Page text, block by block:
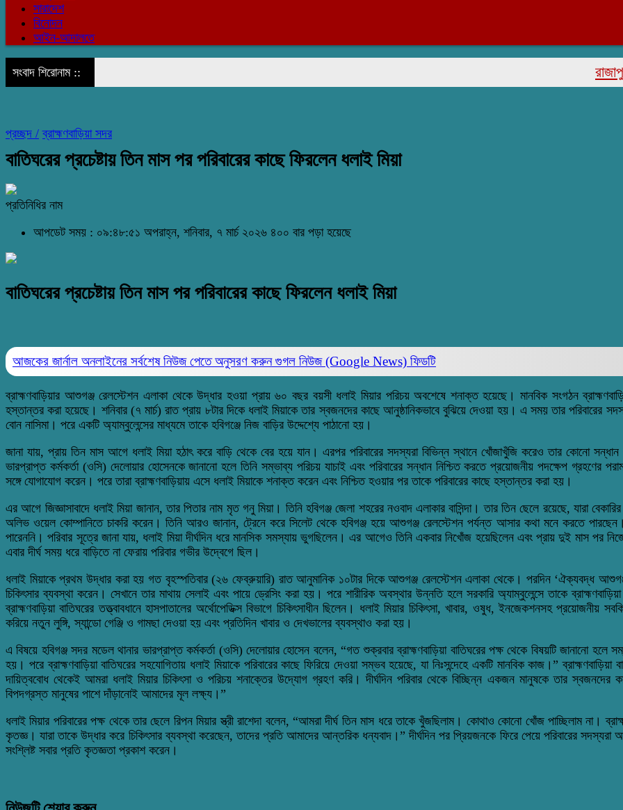
সারাদেশ
বিনোদন
আইন-আদালতে
সংবাদ শিরোনাম :: রাজাপুরে
প্রচ্ছদ / ব্রাহ্মণবাড়িয়া সদর
বাতিঘরের প্রচেষ্টায় তিন মাস পর পরিবারের কাছে ফিরলেন ধলাই মিয়া
প্রতিনিধির নাম
আপডেট সময় : ০৯:৪৮:৫১ অপরাহ্ন, শনিবার, ৭ মার্চ ২০২৬ ৪০০ বার পড়া হয়েছে
বাতিঘরের প্রচেষ্টায় তিন মাস পর পরিবারের কাছে ফিরলেন ধলাই মিয়া
আজকের জার্নাল অনলাইনের সর্বশেষ নিউজ পেতে অনুসরণ করুনগুগল নিউজ (Google News) ফিডটি
ব্রাহ্মণবাড়িয়ার আশুগঞ্জ রেলস্টেশন এলাকা থেকে উদ্ধার হওয়া প্রায় ৬০ বছর বয়সী ধলাই মিয়ার পরিচয় অবশেষে শনাক্ত হয়েছে। মানবিক সংগঠন
হস্তান্তর করা হয়েছে। শনিবার (৭ মার্চ) রাত প্রায় ৮টার দিকে ধলাই মিয়াকে তার স্বজনদের কাছে আনুষ্ঠানিকভাবে বুঝিয়ে দেওয়া হয়। এ সময় তার পরিবারের
বোন নাসিমা। পরে একটি অ্যাম্বুলেন্সের মাধ্যমে তাকে হবিগঞ্জে নিজ বাড়ির উদ্দেশ্যে পাঠানো হয়।
জানা যায়, প্রায় তিন মাস আগে ধলাই মিয়া হঠাৎ করে বাড়ি থেকে বের হয়ে যান। এরপর পরিবারের সদস্যরা বিভিন্ন স্থানে খোঁজাখুঁজি করেও তার কোনো
ভারপ্রাপ্ত কর্মকর্তা (ওসি) দেলোয়ার হোসেনকে জানানো হলে তিনি সম্ভাব্য পরিচয় যাচাই এবং পরিবারের সন্ধান নিশ্চিত করতে প্রয়োজনীয় পদক্ষেপ গ্রহণের
সঙ্গে যোগাযোগ করেন। পরে তারা ব্রাহ্মণবাড়িয়ায় এসে ধলাই মিয়াকে শনাক্ত করেন এবং নিশ্চিত হওয়ার পর তাকে পরিবারের কাছে হস্তান্তর করা হয়।
এর আগে জিজ্ঞাসাবাদে ধলাই মিয়া জানান, তার পিতার নাম মৃত গনু মিয়া। তিনি হবিগঞ্জ জেলা শহরের নওবাদ এলাকার বাসিন্দা। তার তিন ছেলে রয়েছে, যারা
অলিভ ওয়েল কোম্পানিতে চাকরি করেন। তিনি আরও জানান, ট্রেনে করে সিলেট থেকে হবিগঞ্জ হয়ে আশুগঞ্জ রেলস্টেশন পর্যন্ত আসার কথা মনে করতে
পারেননি। পরিবার সূত্রে জানা যায়, ধলাই মিয়া দীর্ঘদিন ধরে মানসিক সমস্যায় ভুগছিলেন। এর আগেও তিনি একবার নিখোঁজ হয়েছিলেন এবং প্রায় দুই মাস পর
এবার দীর্ঘ সময় ধরে বাড়িতে না ফেরায় পরিবার গভীর উদ্বেগে ছিল।
ধলাই মিয়াকে প্রথম উদ্ধার করা হয় গত বৃহস্পতিবার (২৬ ফেব্রুয়ারি) রাত আনুমানিক ১০টার দিকে আশুগঞ্জ রেলস্টেশন এলাকা থেকে। পরদিন ‘ঐক্যবদ্ধ
চিকিৎসার ব্যবস্থা করেন। সেখানে তার মাথায় সেলাই এবং পায়ে ড্রেসিং করা হয়। পরে শারীরিক অবস্থার উন্নতি হলে সরকারি অ্যাম্বুলেন্সে তাকে
ব্রাহ্মণবাড়িয়া বাতিঘরের তত্ত্বাবধানে হাসপাতালের অর্থোপেডিক্স বিভাগে চিকিৎসাধীন ছিলেন। ধলাই মিয়ার চিকিৎসা, খাবার, ওষুধ, ইনজেকশনসহ প্রয়োজনীয়
করিয়ে নতুন লুঙ্গি, স্যান্ডো গেঞ্জি ও গামছা দেওয়া হয় এবং প্রতিদিন খাবার ও দেখভালের ব্যবস্থাও করা হয়।
এ বিষয়ে হবিগঞ্জ সদর মডেল থানার ভারপ্রাপ্ত কর্মকর্তা (ওসি) দেলোয়ার হোসেন বলেন, “গত শুক্রবার ব্রাহ্মণবাড়িয়া বাতিঘরের পক্ষ থেকে বিষয়টি জানানো হলে
হয়। পরে ব্রাহ্মণবাড়িয়া বাতিঘরের সহযোগিতায় ধলাই মিয়াকে পরিবারের কাছে ফিরিয়ে দেওয়া সম্ভব হয়েছে, যা নিঃসন্দেহে একটি মানবিক কাজ।” ব্রাহ্মণবাড়িয়া
দায়িত্ববোধ থেকেই আমরা ধলাই মিয়ার চিকিৎসা ও পরিচয় শনাক্তের উদ্যোগ গ্রহণ করি। দীর্ঘদিন পরিবার থেকে বিচ্ছিন্ন একজন মানুষকে তার
বিপদগ্রস্ত মানুষের পাশে দাঁড়ানোই আমাদের মূল লক্ষ্য।”
ধলাই মিয়ার পরিবারের পক্ষ থেকে তার ছেলে রিপন মিয়ার স্ত্রী রাশেদা বলেন, “আমরা দীর্ঘ তিন মাস ধরে তাকে খুঁজছিলাম। কোথাও কোনো খোঁজ পাচ্ছিলাম
কৃতজ্ঞ। যারা তাকে উদ্ধার করে চিকিৎসার ব্যবস্থা করেছেন, তাদের প্রতি আমাদের আন্তরিক ধন্যবাদ।” দীর্ঘদিন পর প্রিয়জনকে ফিরে পেয়ে পরিবারের
সংশ্লিষ্ট সবার প্রতি কৃতজ্ঞতা প্রকাশ করেন।